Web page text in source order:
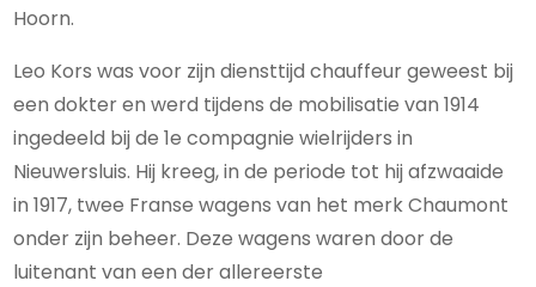
Hoorn.
Leo Kors was voor zijn diensttijd chauffeur geweest bij
een dokter en werd tijdens de mobilisatie van 1914
ingedeeld bij de 1e compagnie wielrijders in
Nieuwersluis. Hij kreeg, in de periode tot hij afzwaaide
in 1917, twee Franse wagens van het merk Chaumont
onder zijn beheer. Deze wagens waren door de
luitenant van een der allereerste